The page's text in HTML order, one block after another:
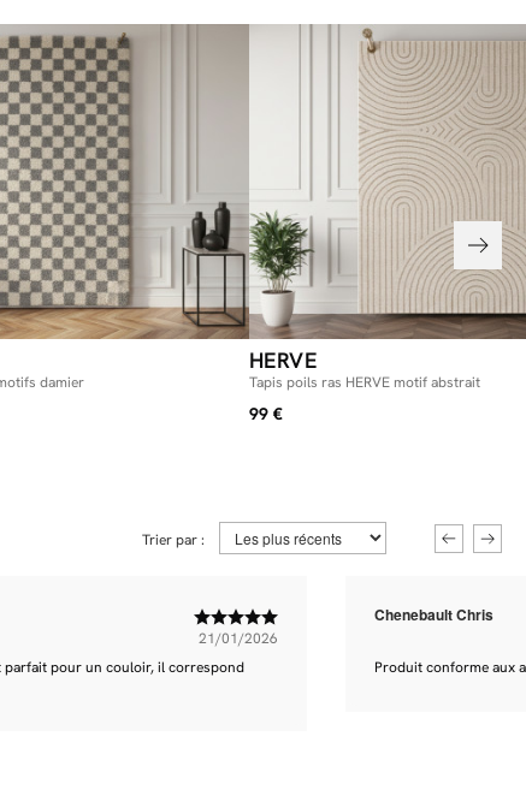
damier
HERVE
Tapis poils ras HERVE motif abstrait
99 €
Trier par :
21/01/2026
parfait pour un couloir, il correspond
Chenebault Chris
Produit conforme aux